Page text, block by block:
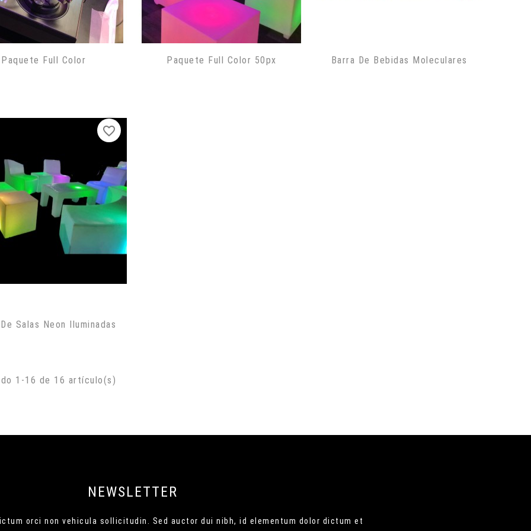
Paquete Full Color Paquete Full Color 50px Barra De Bebidas Moleculares
Salas Neon Iluminadas
favorite_border
1-16 de 16 artículo(s)
NEWSLETTER
orci non vehicula sollicitudin. Sed auctor dui nibh, id elementum dolor dictum et